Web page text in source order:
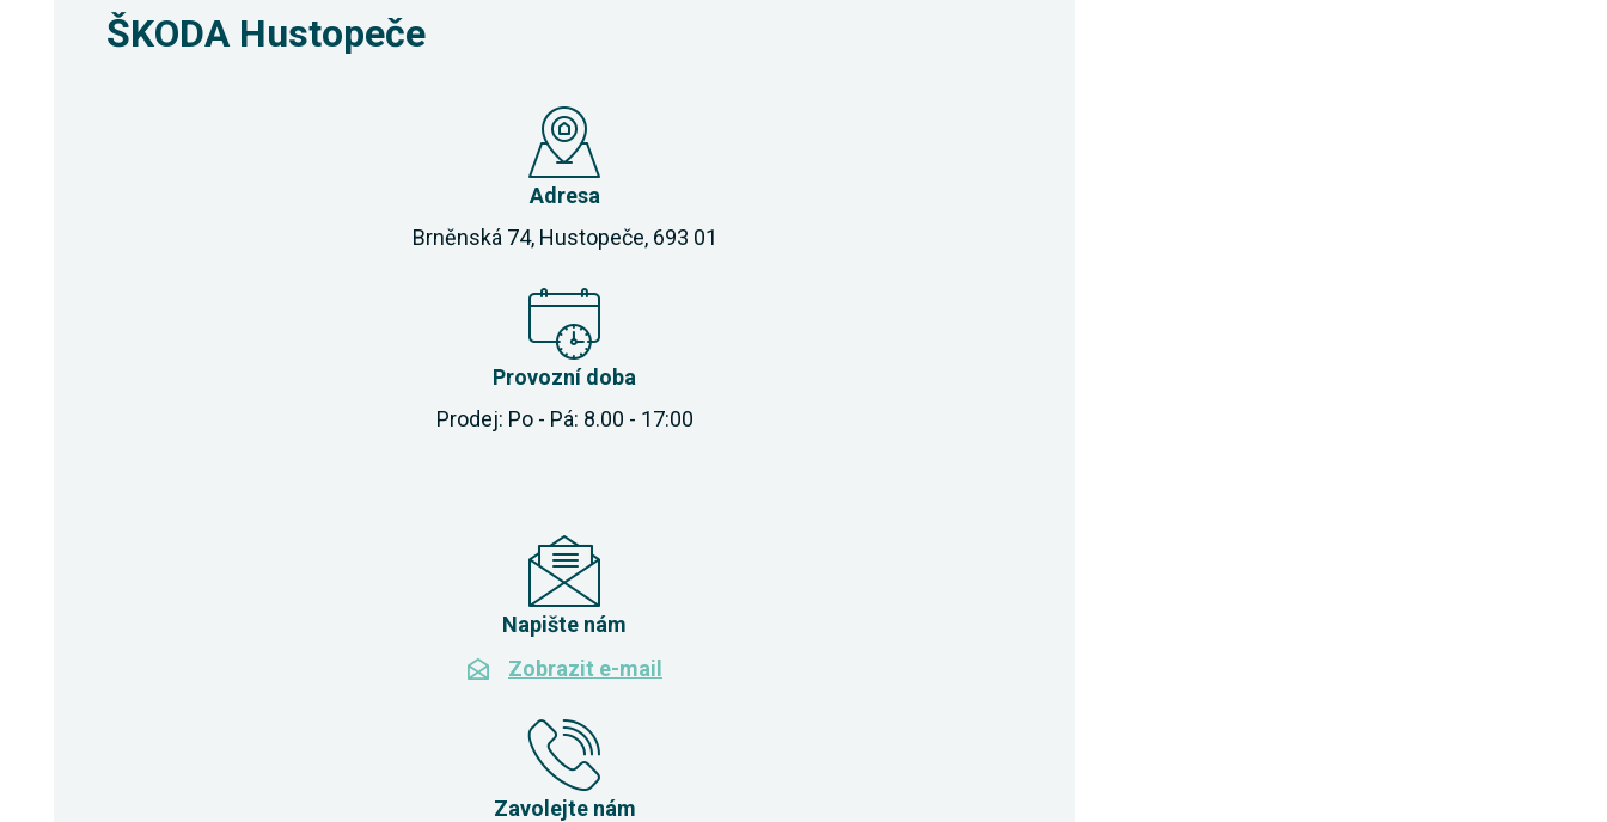
ŠKODA Hustopeče
Adresa
Brněnská 74, Hustopeče, 693 01
Provozní doba
Prodej: Po - Pá: 8.00 - 17:00
Napište nám
Zobrazit e-mail
Zavolejte nám